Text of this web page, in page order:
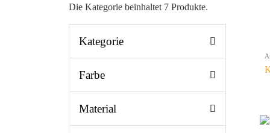
Die Kategorie beinhaltet 7 Produkte.
Kategorie
Farbe
Material